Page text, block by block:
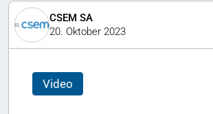
CSEM SA
20. Oktober 2023
Video